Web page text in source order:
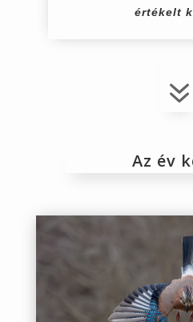
értékelt
7
Az év